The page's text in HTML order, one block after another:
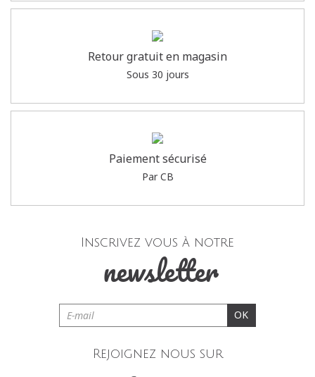
Retour gratuit en magasin
Sous 30 jours
Paiement sécurisé
Par CB
Inscrivez vous à notre
newsletter
OK
Rejoignez nous sur